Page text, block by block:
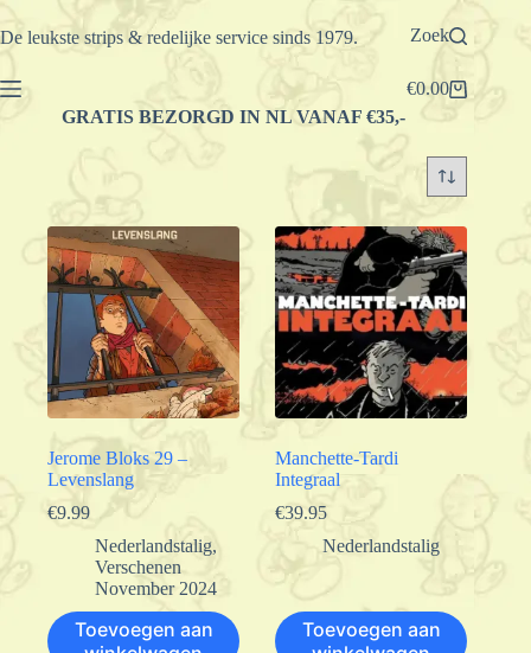
Ga
naar
De leukste strips & redelijke service sinds 1979. Zoek
Winkelwagen
€0.00
GRATIS BEZORGD IN NL VANAF €35,-
Jerome Bloks 29 –
Levenslang
€9.99
Nederlandstalig,
Verschenen
November 2024
Toevoegen aan
Manchette-Tardi
Integraal
€39.95
Nederlandstalig
Toevoegen aan